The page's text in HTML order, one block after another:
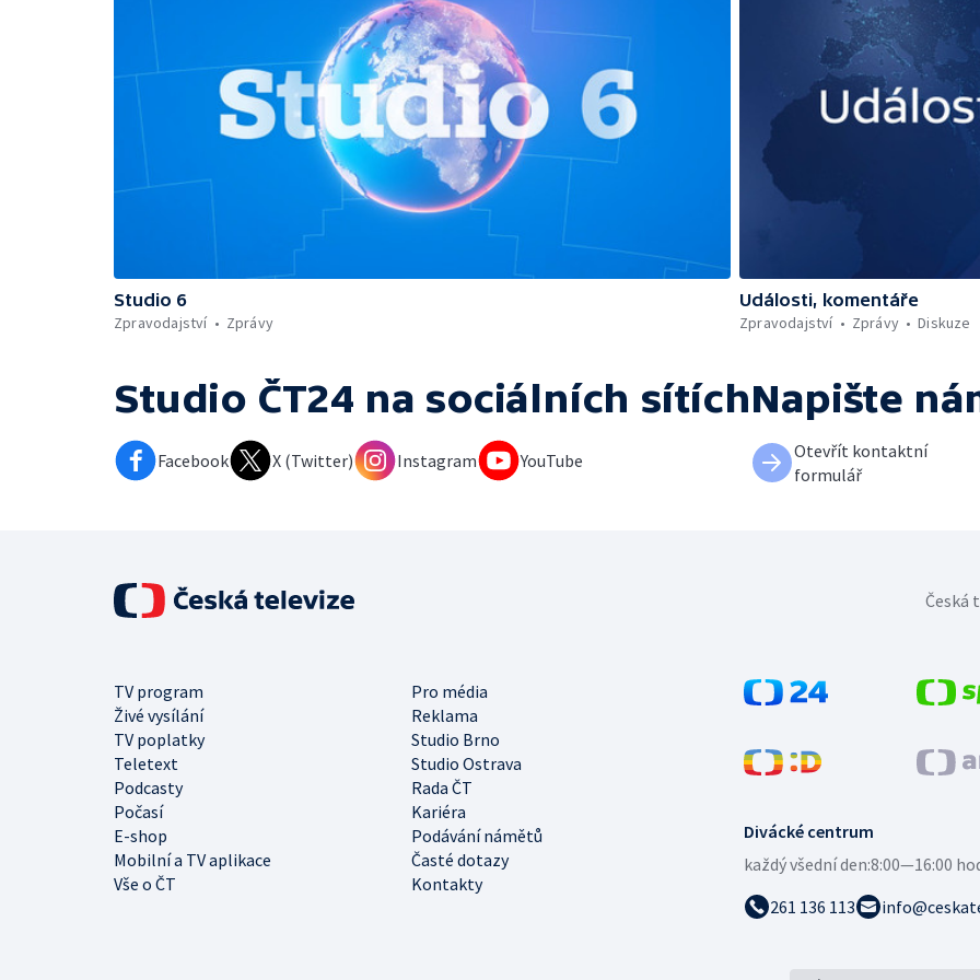
Studio 6
Zpravodajství
Zprávy
Události, komentáře
Zpravodajství
Zprávy Diskuze
Studio ČT24 na sociálních sítích
Facebook X (Twitter) Instagram YouTube
Napište
Otevřít kontaktní
formulář
Divácké centrum
každý všední den:8:00—16:00
261 136 113
TV program
Pro média
Živé vysílání
Reklama
TV poplatky
Studio Brno
Teletext
Studio Ostrava
Podcasty
Rada ČT
Počasí
Kariéra
E-shop
Podávání námětů
Mobilní a TV aplikace
Časté dotazy
Vše o ČT
Kontakty
Česká